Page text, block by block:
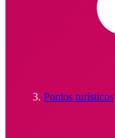
Pontos turísticos